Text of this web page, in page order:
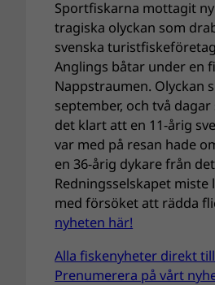
Sportfiskarna mottagit
tragiska olyckan som
svenska
Anglings båtar under en
Nappstraumen. Olyckan
september, och två
det klart att en 11-årig
var med på resan hade
en 36-årig dykare från
Redningsselskapet miste
med försöket att rädda
nyheten här!
Alla fiskenyheter direkt
Prenumerera på vårt